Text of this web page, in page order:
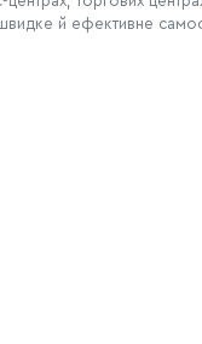
швидке й ефективне